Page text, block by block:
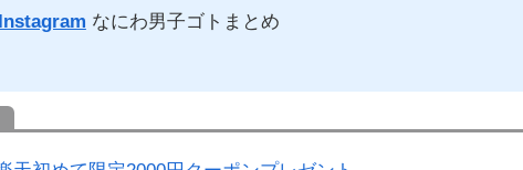
Instagram なにわ男子ゴトまとめ